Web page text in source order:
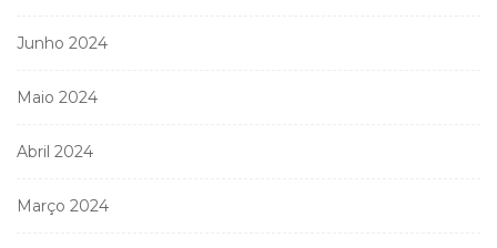
Junho 2024
Maio 2024
Abril 2024
Março 2024